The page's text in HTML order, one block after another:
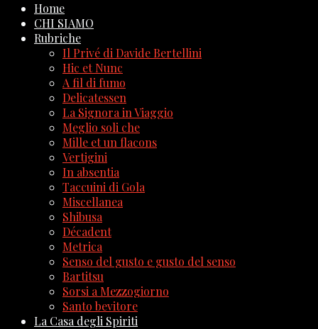
Home
CHI SIAMO
Rubriche
Il Privé di Davide Bertellini
Hic et Nunc
A fil di fumo
Delicatessen
La Signora in Viaggio
Meglio soli che
Mille et un flacons
Vertigini
In absentia
Taccuini di Gola
Miscellanea
Shibusa
Décadent
Metrica
Senso del gusto e gusto del senso
Bartitsu
Sorsi a Mezzogiorno
Santo bevitore
La Casa degli Spiriti